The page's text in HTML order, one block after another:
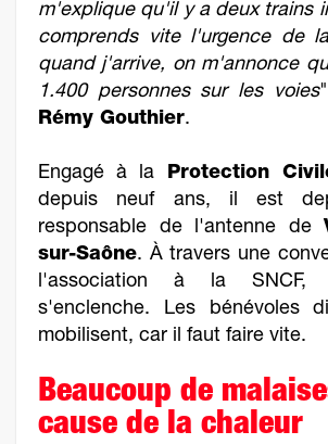
m'explique qu'il y a deux trains
comprends vite l'urgence de
quand j'arrive, on m'annonce
1.400 personnes sur les voies
Rémy Gouthier.
Engagé à la Protection
depuis neuf ans, il est
responsable de l'antenne de
sur-Saône. À travers une
l'association à la SNCF,
s'enclenche. Les bénévoles
mobilisent, car il faut faire vite.
Beaucoup de
cause de la chaleur